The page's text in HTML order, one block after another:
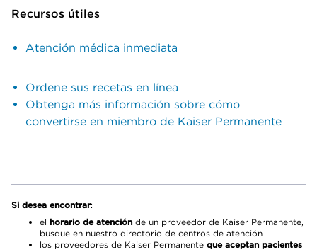
Recursos útiles
Atención médica inmediata
Ordene sus recetas en línea
Obtenga más información sobre cómo
convertirse en miembro de Kaiser Permanente
Si desea encontrar:
el horario de atención de un proveedor de Kaiser Permanente,
busque en nuestro directorio de centros de atención
los proveedores de Kaiser Permanente que aceptan pacientes